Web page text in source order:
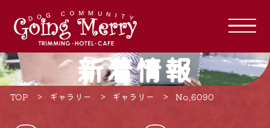
新着情報
TOP ギャラリー ギャラリー No.6090